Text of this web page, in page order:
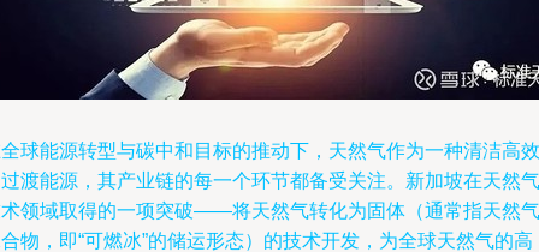
球能源转型与碳中和目标的推动下，天然气作为一种清洁高效
渡能源，其产业链的每一个环节都备受关注。新加坡在天然气
领域取得的一项突破——将天然气转化为固体（通常指天然气
物，即“可燃冰”的储运形态）的技术开发，为全球天然气的高